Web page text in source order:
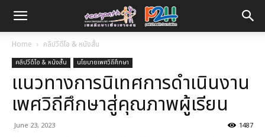
Home คลิปวีดีโอ & หนังสั้น
คลิปวีดีโอ & หนังสั้น นโยบายเพศวิถีศึกษา
แนวทางการนิเทศการดำเนินงาน
เพศวิถีศึกษาสู่คุณภาพผู้เรียน
June 23, 2023 1487